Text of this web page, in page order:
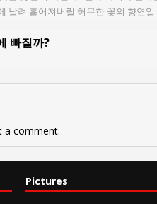
날려 흩어져버릴 허무한 꽃의 향연
빠질까?
a comment.
Pictures